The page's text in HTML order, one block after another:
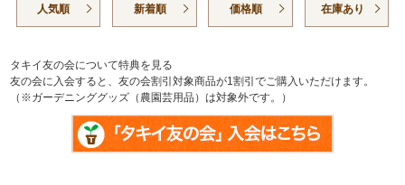
人気順 新着順 価格順 在庫あり
タキイ友の会について特典を見る
友の会に入会すると、友の会割引対象商品が1割引でご購入いただけます。
（※ガーデニンググッズ（農園芸用品）は対象外です。）